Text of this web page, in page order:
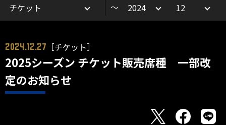
～
2024.12.27 ［チケット］
2025シーズン チケット販売席種 一部改
定のお知らせ